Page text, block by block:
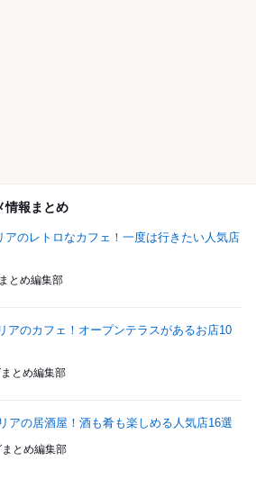
情報まとめ
アのレトロなカフェ！一度は行きたい人気店
とめ編集部
アのカフェ！オープンテラスがあるお店10
とめ編集部
アの居酒屋！酒も肴も楽しめる人気店16選
とめ編集部